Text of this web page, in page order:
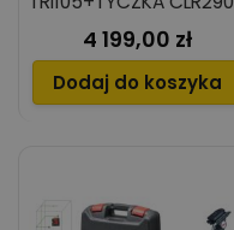
Cena
4 199,00 zł
Dodaj do koszyka